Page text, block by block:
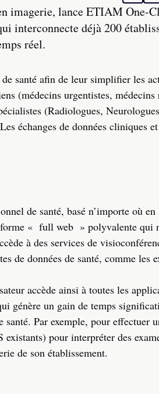
imagerie, lance ETIAM One-
interconnecte déjà 200
réel.
santé afin de leur simplifier les
(médecins urgentistes, médecins
(Radiologues,
échanges de données cliniques
de santé, basé n’importe où en
« full web » polyvalente qui
à des services de
de données de santé, comme les
accède ainsi à toutes les
génère un gain de temps
Par exemple, pour effectuer
pour interpréter des
de son établissement.